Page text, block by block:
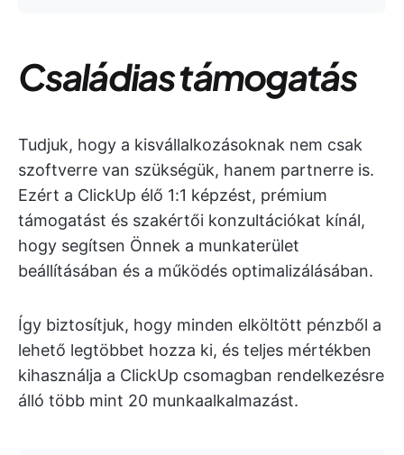
Családias támogatás
Tudjuk, hogy a kisvállalkozásoknak nem csak
szoftverre van szükségük, hanem partnerre is.
Ezért a ClickUp élő 1:1 képzést, prémium
támogatást és szakértői konzultációkat kínál,
hogy segítsen Önnek a munkaterület
beállításában és a működés optimalizálásában.
Így biztosítjuk, hogy minden elköltött pénzből a
lehető legtöbbet hozza ki, és teljes mértékben
kihasználja a ClickUp csomagban rendelkezésre
álló több mint 20 munkaalkalmazást.